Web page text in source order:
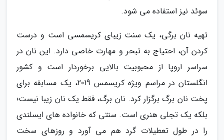
سوئد نیز استفاده می شود.
تهیه نان برگی، یک سنت زیبای کریسمسی است و درست
کردن آن، احتیاج به تبحر و مهارت خاصی دارد. این نان در
سراسر اروپا از محبوبیت بالایی برخوردار است و کشور
انگلستان در مراسم ویژه کریسمس 2019، یک مسابقه برای
پخت نان برگ برگزار کرد. نان برگ، فقط یک نان زیبا نیست؛
بلکه یک تجلی هنری است. سنتی که خانواده های ایسلندی
را در طول تعطیلات گرد هم می آورد و روزهای سخت